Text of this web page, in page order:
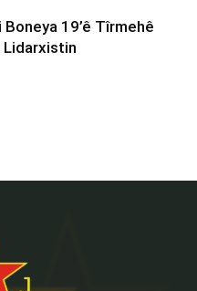
Boneya 19’ê Tîrmehê
Lidarxistin